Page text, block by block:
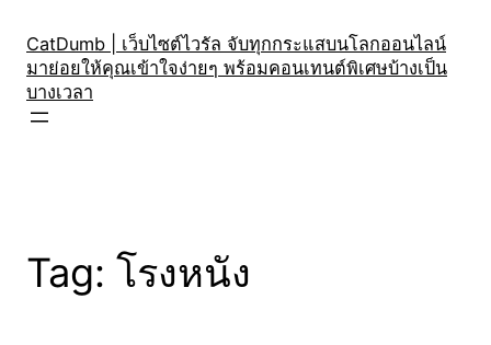
content
CatDumb | เว็บไซต์ไวรัล จับทุกกระแสบนโลกออนไลน์
มาย่อยให้คุณเข้าใจง่ายๆ พร้อมคอนเทนต์พิเศษบ้างเป็น
บางเวลา
Tag: โรงหนัง